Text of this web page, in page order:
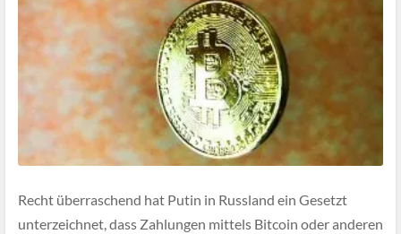
Recht überraschend hat Putin in Russland ein Gesetzt
unterzeichnet, dass Zahlungen mittels Bitcoin oder anderen